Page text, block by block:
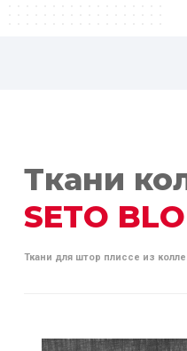
Ткани
SETO BLO
Ткани для штор плиссе из